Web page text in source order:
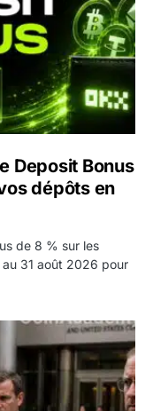
Deposit Bonus
dépôts en
de 8 % sur les
31 août 2026 pour
d’Apple et